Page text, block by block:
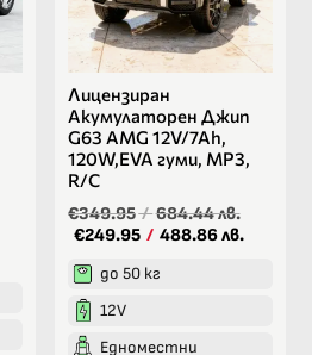
Лицензиран
Акумулаторен Джип
G63 AMG 12V/7Ah,
120W,EVA гуми, МР3,
R/C
€349.95/684.44 лв.
€249.95 / 488.86 лв.
до 50 кг
12V
Едноместни